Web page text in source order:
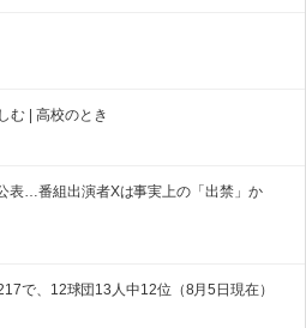
む | 高校のとき
表…番組出演者Xは事実上の「出禁」か
で、12球団13人中12位（8月5日現在）